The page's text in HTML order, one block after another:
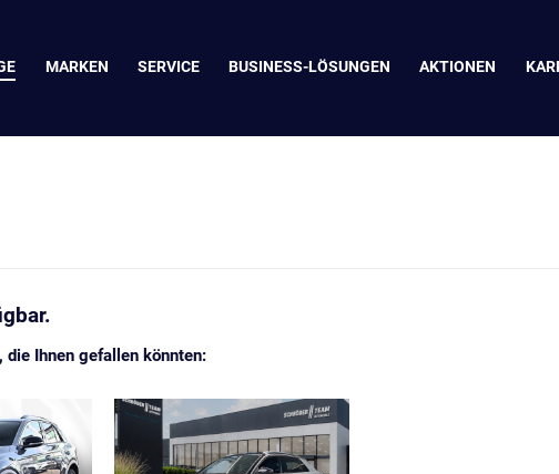
MARKEN SERVICE BUSINESS-LÖSUNGEN AKTIONEN
die Ihnen gefallen könnten: